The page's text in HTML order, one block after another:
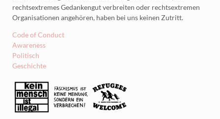
rechtsextremes Gedankengut verbreiten oder rechtsextremen
Organisationen angehören, haben bei uns keinen Zutritt.
Code of Conduct
Awareness
Politisch
Geschichte